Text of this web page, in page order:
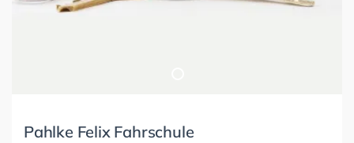
Pahlke Felix Fahrschule